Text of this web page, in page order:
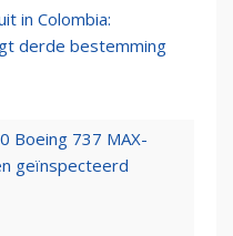
in Colombia:
derde bestemming
Boeing 737 MAX-
geïnspecteerd